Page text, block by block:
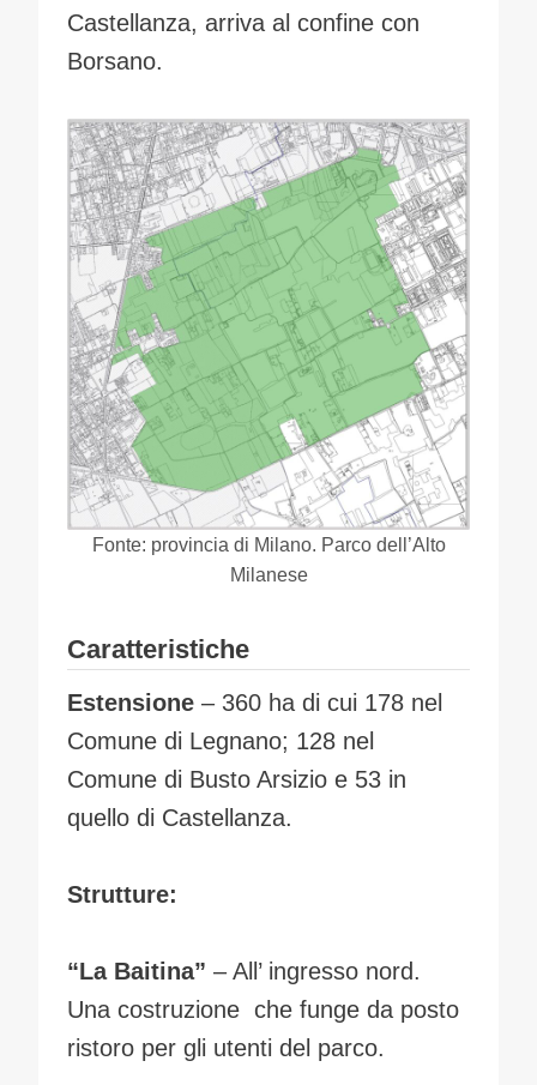
Castellanza, arriva al confine con
Borsano.
Fonte: provincia di Milano. Parco dell’Alto
Milanese
Caratteristiche
Estensione – 360 ha di cui 178 nel
Comune di Legnano; 128 nel
Comune di Busto Arsizio e 53 in
quello di Castellanza.
Strutture:
“La Baitina” – All’ ingresso nord.
Una costruzione che funge da posto
ristoro per gli utenti del parco.